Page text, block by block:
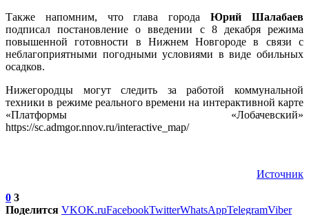
Также напомним, что глава городаЮрий Шалабаев
подписал постановление о введении с 8 декабря режима
повышенной готовности в Нижнем Новгороде в связи с
неблагоприятными погодными условиями в виде обильных
осадков.
Нижегородцы могут следить за работой коммунальной
техники в режиме реального времени на интерактивной карте
«Платформы «Лобачевский»
https://sc.admgor.nnov.ru/interactive_map/
Источник
0 3
Поделится VKOK.ruFacebookTwitterWhatsAppTelegramViber